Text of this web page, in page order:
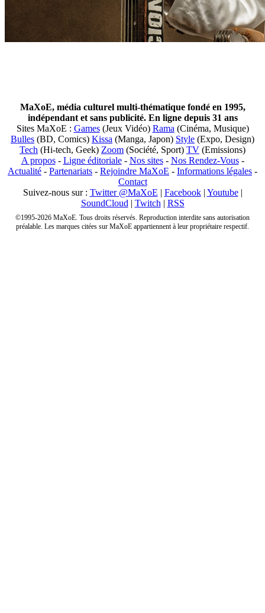
MaXoE, média culturel multi-thématique fondé en 1995,
indépendant et sans publicité. En ligne depuis 31 ans
Sites MaXoE : Games(Jeux Vidéo) Rama (Cinéma, Musique)
Bulles (BD, Comics) Kissa (Manga, Japon) Style (Expo, Design)
Tech (Hi-tech, Geek) Zoom (Société, Sport) TV (Emissions)
A propos- Ligne éditoriale- Nos sites- Nos Rendez-Vous-
Actualité - Partenariats - Rejoindre MaXoE - Informations légales -
Contact
Suivez-nous sur : Twitter @MaXoE | Facebook| Youtube|
SoundCloud | Twitch | RSS
©1995-2026 MaXoE. Tous droits réservés. Reproduction interdite sans autorisation
préalable. Les marques citées sur MaXoE appartiennent à leur propriétaire respectif.